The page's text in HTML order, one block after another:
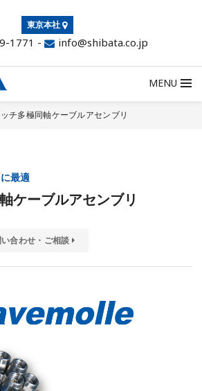
東京本社
1771 - info@shibata.co.jp
MENU
チ多極同軸ケーブルアセンブリ
最適
ケーブルアセンブリ
合わせ・ご相談